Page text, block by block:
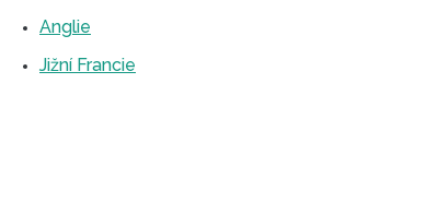
Anglie
Jižní Francie